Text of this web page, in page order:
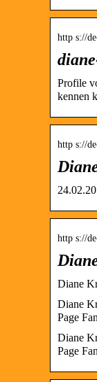
http s://
Profile
kennen
http s://
http s://
Diane
Diane
Page
Diane
Page